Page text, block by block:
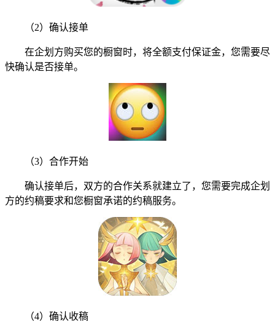
（2）确认接单
在企划方购买您的橱窗时，将全额支付保证金，您需要尽
快确认是否接单。
（3）合作开始
确认接单后，双方的合作关系就建立了，您需要完成企划
方的约稿要求和您橱窗承诺的约稿服务。
（4）确认收稿